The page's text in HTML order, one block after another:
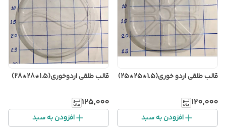
قالب طلقی اردو خوری(1.5*25*25)
۱۲۰٬۰۰۰
افزودن به سبد
قالب طلقی اردوخوری(1.5*28*28)
۱۲۵٬۰۰۰
افزودن به سبد